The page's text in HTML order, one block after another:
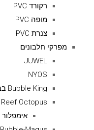
רקורד PVC
מופה PVC
צנרת PVC
מפרקי חלבונים
JUWEL
NYOS
Bubble King בבל קינג
Reef Octopus -ריף אוקטופוס
אימפלור